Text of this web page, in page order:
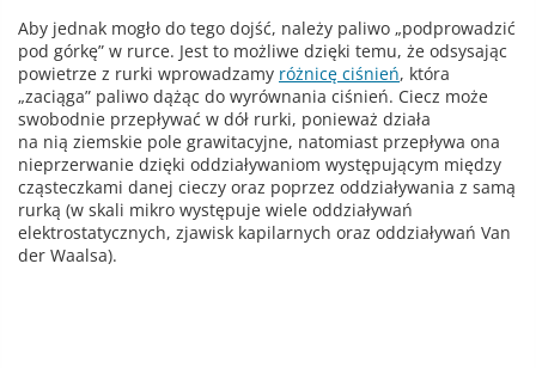
Aby jednak mogło do tego dojść, należy paliwo „podprowadzić
pod górkę” w rurce. Jest to możliwe dzięki temu, że odsysając
powietrze z rurki wprowadzamy różnicę ciśnień, która
„zaciąga” paliwo dążąc do wyrównania ciśnień. Ciecz może
swobodnie przepływać w dół rurki, ponieważ działa
na nią ziemskie pole grawitacyjne, natomiast przepływa ona
nieprzerwanie dzięki oddziaływaniom występującym między
cząsteczkami danej cieczy oraz poprzez oddziaływania z samą
rurką (w skali mikro występuje wiele oddziaływań
elektrostatycznych, zjawisk kapilarnych oraz oddziaływań Van
der Waalsa).